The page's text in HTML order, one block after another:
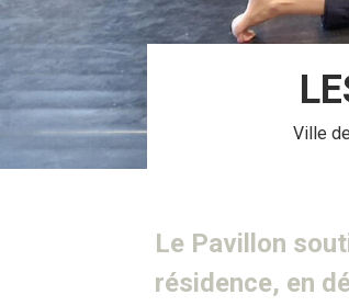
Ville
Le Pavillon
résidence, en